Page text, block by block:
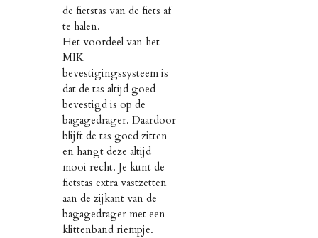
de fietstas van de fiets af
te halen.
Het voordeel van het
MIK
bevestigingssysteem is
dat de tas altijd goed
bevestigd is op de
bagagedrager. Daardoor
blijft de tas goed zitten
en hangt deze altijd
mooi recht. Je kunt de
fietstas extra vastzetten
aan de zijkant van de
bagagedrager met een
klittenband riempje.